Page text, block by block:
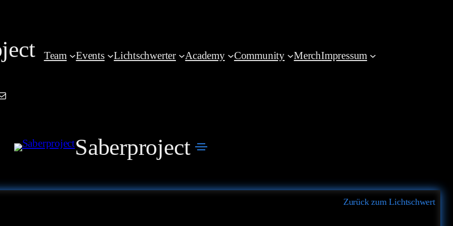
Team Events Lichtschwerter Academy Community MerchImpressum
Saberproject
Zurück zum Lichtschwert